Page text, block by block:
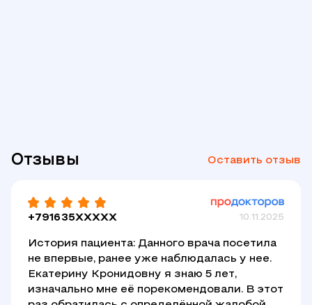
Отзывы Оставить отзыв
+791635XXXXX 10.11.2025
История пациента: Данного врача посетила
не впервые, ранее уже наблюдалась у нее.
Екатерину Кронидовну я знаю 5 лет,
изначально мне её порекомендовали. В этот